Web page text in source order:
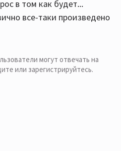
в том как будет...
все-таки произведено
могут отвечать на
или зарегистрируйтесь.